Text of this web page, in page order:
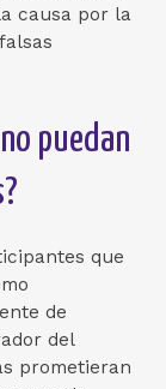
causa por la
puedan
que
de
del
prometieran